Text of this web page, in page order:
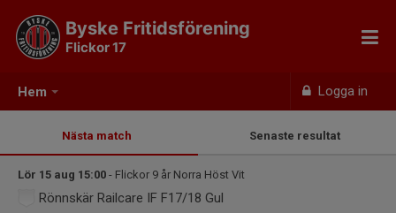
Hem Logga in
Byske Fritidsförening
Flickor 17
Nästa match Senaste resultat
Lör 15 aug 15:00 - Flickor 9 år Norra Höst Vit
Rönnskär Railcare IF F17/18 Gul